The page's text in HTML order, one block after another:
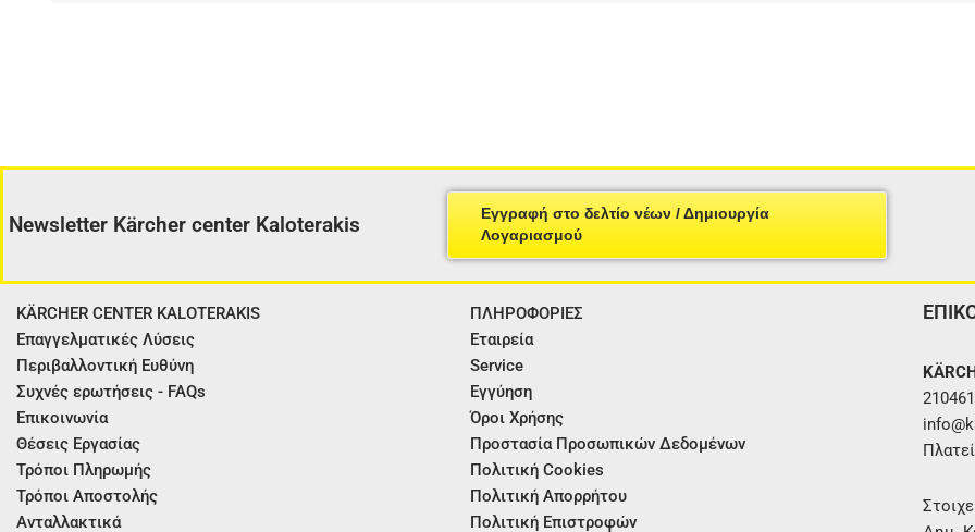
Newsletter Kärcher center Kaloterakis
Εγγραφή στο δελτίο νέων / Δημιουργία
Λογαριασμού
KÄRCHER CENTER KALOTERAKIS
Επαγγελματικές Λύσεις
Περιβαλλοντική Ευθύνη
Συχνές ερωτήσεις - FAQs
Επικοινωνία
Θέσεις Εργασίας
Τρόποι Πληρωμής
Τρόποι Αποστολής
Ανταλλακτικά
ΠΛΗΡΟΦΟΡΙΕΣ
Εταιρεία
Service
Εγγύηση
Όροι Χρήσης
Προστασία Προσωπικών Δεδομένων
Πολιτική Cookies
Πολιτική Απορρήτου
Πολιτική Επιστροφών